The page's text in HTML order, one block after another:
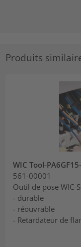
Produits
WIC Tool-
561-00001
Outil de pose WIC-
- durable
- réouvrable
- Retardateur de